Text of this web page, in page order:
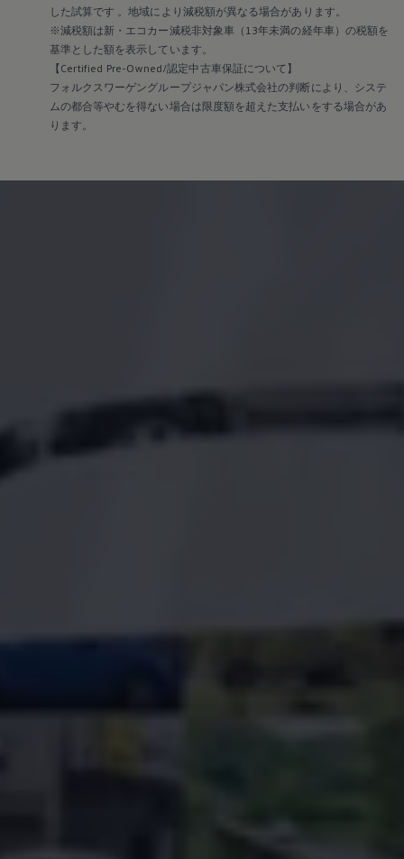
した試算です 。地域により減税額が異なる場合があります。
※減税額は新・エコカー減税非対象車（13年未満の経年車）の税額を
基準とした額を表示しています。
【Certified Pre-Owned/認定中古車保証について】
フォルクスワーゲングループジャパン株式会社の判断により、システ
ムの都合等やむを得ない場合は限度額を超えた支払いをする場合があ
ります。